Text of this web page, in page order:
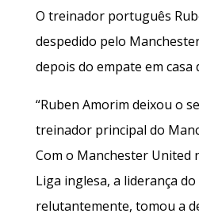
O treinador português
despedido pelo
depois do empate em casa
“Ruben Amorim deixou o
treinador principal do
Com o Manchester United
Liga inglesa, a liderança do
relutantemente, tomou a